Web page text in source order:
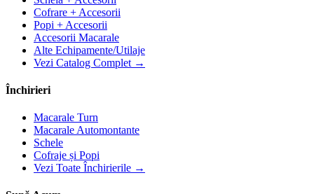
Cofrare + Accesorii
Popi + Accesorii
Accesorii Macarale
Alte Echipamente/Utilaje
Vezi Catalog Complet →
Închirieri
Macarale Turn
Macarale Automontante
Schele
Cofraje și Popi
Vezi Toate Închirierile →